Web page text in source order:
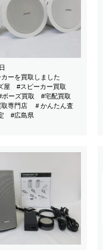
カーを買取しました
屋 #スピーカー買取
ーズ買取 #宅配買取
専門店 ＃かんたん査
#広島県